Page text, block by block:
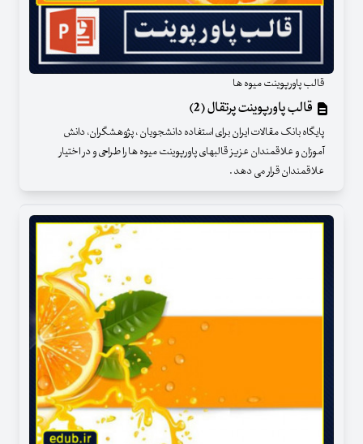
قالب پاورپوینت میوه ها
قالب پاورپوینت پرتقال (2)
پایگاه بانک مقالات ایران برای استفاده دانشجویان ، پژوهشگران، دانش
آموزان و علاقمندان عزیز قالبهای پاورپوینت میوه ها را طراحی و در اختیار
علاقمندان قرار می دهد .